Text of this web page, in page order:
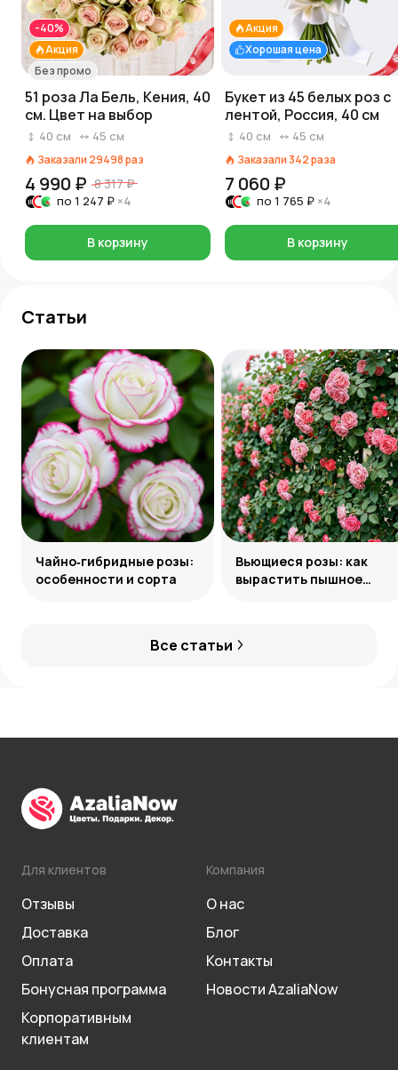
Акция
-40%
Без промо
51 роза Ла Бель, Кения, 40
см. Цвет на выбор
40 см 45 см
Заказали 29498раз
4 990 ₽ 8 317 ₽
по 1 247 ₽ ×4
В корзину
Хорошая цена
Акция
Букет из 45 белых роз с
лентой, Россия, 40 см
40 см 45 см
Заказали 342раза
7 060 ₽
по 1 765 ₽ ×4
В корзину
Статьи
Все статьи
Чайно‑гибридные розы:
особенности и сорта
Вьющиеся розы: как
вырастить пышное
Для клиентов
Отзывы
Доставка
Оплата
Бонусная программа
Корпоративным
клиентам
Компания
О нас
Блог
Контакты
Новости AzaliaNow